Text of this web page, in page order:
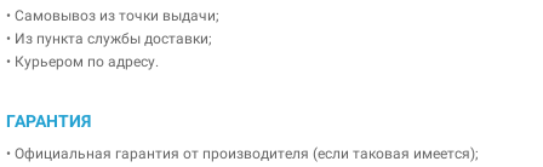
• Самовывоз из точки выдачи;
• Из пункта службы доставки;
• Курьером по адресу.
ГАРАНТИЯ
• Официальная гарантия от производителя (если таковая имеется);